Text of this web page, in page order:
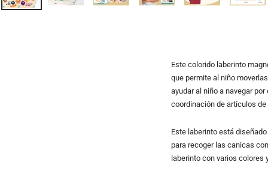
Este colorido laberinto
que permite al niño
ayudar al niño a navegar
coordinación de artículos de
Este laberinto está
para recoger las canicas
laberinto con varios